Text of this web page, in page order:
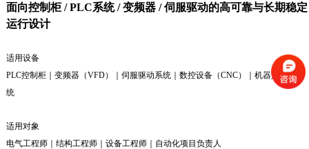
面向控制柜 / PLC系统 / 变频器 / 伺服驱动的高可靠与长期稳定
运行设计
适用设备
PLC控制柜｜变频器（VFD）｜伺服驱动系统｜数控设备（CNC）｜机器人控制系
统
适用对象
电气工程师｜结构工程师｜设备工程师｜自动化项目负责人